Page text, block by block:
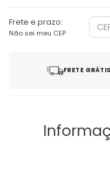
Frete e prazo:
Não sei meu CEP
FRETE GRÁTIS